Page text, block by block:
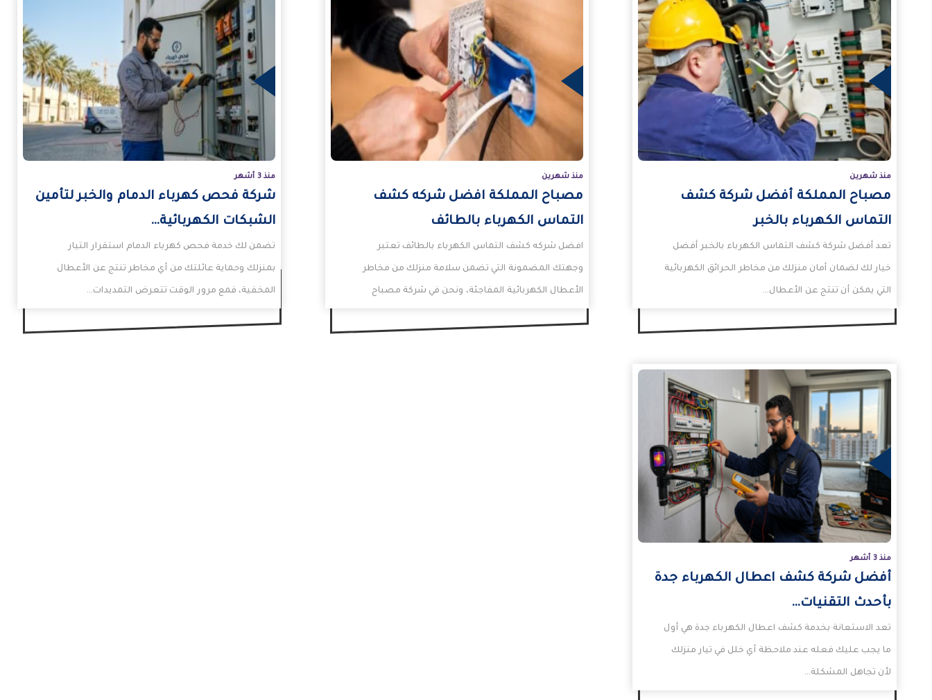
منذ شهرين
مصباح المملكة أفضل شركة كشف
التماس الكهرباء بالخبر
تعد أفضل شركة كشف التماس الكهرباء بالخبر أفضل
خيار لك لضمان أمان منزلك من مخاطر الحرائق الكهربائية
التي يمكن أن تنتج عن الأعطال…
منذ شهرين
مصباح المملكة افضل شركه كشف
التماس الكهرباء بالطائف
افضل شركه كشف التماس الكهرباء بالطائف تعتبر
وجهتك المضمونة التي تضمن سلامة منزلك من مخاطر
الأعطال الكهربائية المفاجئة، ونحن في شركة مصباح
منذ 3 أشهر
شركة فحص كهرباء الدمام والخبر لتأمين
الشبكات الكهربائية…
تضمن لك خدمة فحص كهرباء الدمام استقرار التيار
بمنزلك وحماية عائلتك من أي مخاطر تنتج عن الأعطال
المخفية، فمع مرور الوقت تتعرض التمديدات…
منذ 3 أشهر
أفضل شركة كشف اعطال الكهرباء جدة
بأحدث التقنيات…
تعد الاستعانة بخدمة كشف اعطال الكهرباء جدة هي أول
ما يجب عليك فعله عند ملاحظة أي خلل في تيار منزلك
لأن تجاهل المشكلة…